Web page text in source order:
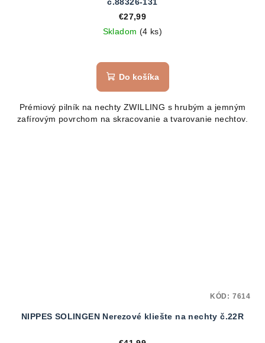
€27,99
Skladom (4 ks)
Do košíka
Prémiový pilník na nechty ZWILLING s hrubým a jemným
zafírovým povrchom na skracovanie a tvarovanie nechtov.
NIPPES SOLINGEN Nerezové kliešte na nechty č.22R
KÓD: 7614